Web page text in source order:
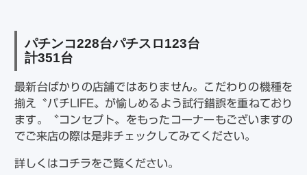
パチンコ228台パチスロ123台
計351台
最新台ばかりの店舗ではありません。こだわりの機種を
揃え〝パチLIFE〟が愉しめるよう試行錯誤を重ねており
ます。〝コンセプト〟をもったコーナーもございますの
でご来店の際は是非チェックしてみてください。
詳しくはコチラをご覧ください。